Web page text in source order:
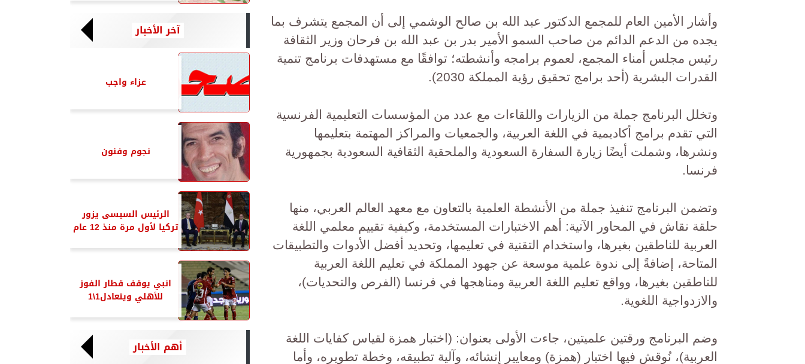
وأشار الأمين العام للمجمع الدكتور عبد الله بن صالح الوشمي إلى أن المجمع يتشرف بما
يجده من الدعم الدائم من صاحب السمو الأمير بدر بن عبد الله بن فرحان وزير الثقافة
رئيس مجلس أمناء المجمع، لعموم برامجه وأنشطته؛ توافقًا مع مستهدفات برنامج تنمية
القدرات البشرية (أحد برامج تحقيق رؤية المملكة 2030).
وتخلل البرنامج جملة من الزيارات واللقاءات مع عدد من المؤسسات التعليمية الفرنسية
التي تقدم برامج أكاديمية في اللغة العربية، والجمعيات والمراكز المهتمة بتعليمها
ونشرها، وشملت أيضًا زيارة السفارة السعودية والملحقية الثقافية السعودية بجمهورية
فرنسا.
وتضمن البرنامج تنفيذ جملة من الأنشطة العلمية بالتعاون مع معهد العالم العربي، منها
حلقة نقاش في المحاور الآتية: أهم الاختبارات المستخدمة، وكيفية تقييم معلمي اللغة
العربية للناطقين بغيرها، واستخدام التقنية في تعليمها، وتحديد أفضل الأدوات والتطبيقات
المتاحة، إضافةً إلى ندوة علمية موسعة عن جهود المملكة في تعليم اللغة العربية
للناطقين بغيرها، وواقع تعليم اللغة العربية ومناهجها في فرنسا (الفرص والتحديات)،
والازدواجية اللغوية.
وضم البرنامج ورقتين علميتين، جاءت الأولى بعنوان: (اختبار همزة لقياس كفايات اللغة
العربية)، نُوقش فيها اختبار (همزة) ومعايير إنشائه، وآلية تطبيقه، وخطة تطويره، وأما
آخر الأخبار
عزاء واجب
نجوم وفنون
الرئيس السيسى يزور
تركيا لأول مرة منذ 12 عام
انبي يوقف قطار الفوز
للأهلي ويتعادل1\1
أهم الأخبار